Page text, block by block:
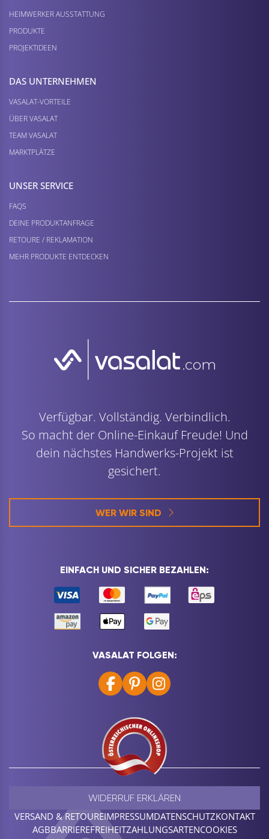
HEIMWERKER AUSSTATTUNG
PRODUKTE
PROJEKTIDEEN
DAS UNTERNEHMEN
VASALAT-VORTEILE
ÜBER VASALAT
TEAM VASALAT
MARKTPLÄTZE
UNSER SERVICE
FAQS
DEINE PRODUKTANFRAGE
RETOURE / REKLAMATION
MEHR PRODUKTE ENTDECKEN
Verfügbar. Vollständig. Verbindlich.
So macht der Online-Einkauf Freude! Und
dein nächstes Handwerks-Projekt ist
gesichert.
WER WIR SIND
EINFACH UND SICHER BEZAHLEN:
VASALAT FOLGEN:
VERSAND & RETOUREIMPRESSUMDATENSCHUTZKONTAKT
AGBBARRIEREFREIHEITZAHLUNGSARTENCOOKIES
WIDERRUF ERKLÄREN